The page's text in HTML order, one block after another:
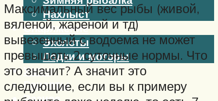
Нахлыст
Снаряжение
Эхолоты
Лодки и моторы
Узлы
Рецепты
Максимальный вес рыбы (живой,
вяленой, жареной и тд)
вывезенный с водоема не может
превышать 2 суточные нормы. Что
это значит? А значит это
следующие, если вы к примеру